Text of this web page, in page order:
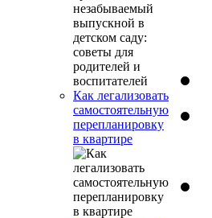
Как легализовать
самостоятельную
перепланировку
в квартире